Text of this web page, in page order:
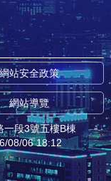
網站安全政策
網站導覽
一段3號五樓B棟
08/06 18:12